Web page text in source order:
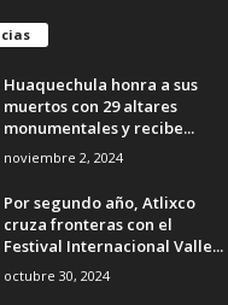
Huaquechula honra a sus
muertos con 29 altares
monumentales y recibe...
noviembre 2, 2024
Por segundo año, Atlixco
cruza fronteras con el
Festival Internacional Valle...
octubre 30, 2024